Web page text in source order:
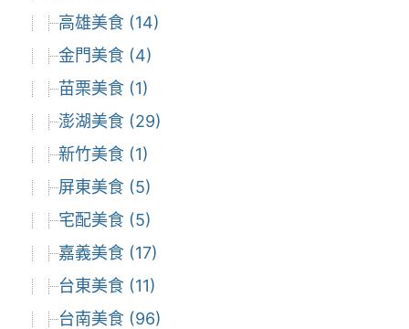
高雄美食 (14)
金門美食 (4)
苗栗美食 (1)
澎湖美食 (29)
新竹美食 (1)
屏東美食 (5)
宅配美食 (5)
嘉義美食 (17)
台東美食 (11)
台南美食 (96)